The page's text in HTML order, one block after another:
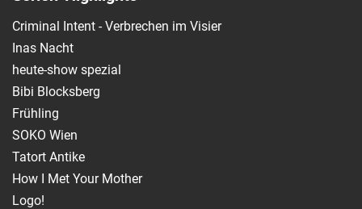
Criminal Intent - Verbrechen im Visier
Inas Nacht
heute-show spezial
Bibi Blocksberg
Frühling
SOKO Wien
Tatort Antike
How I Met Your Mother
Logo!